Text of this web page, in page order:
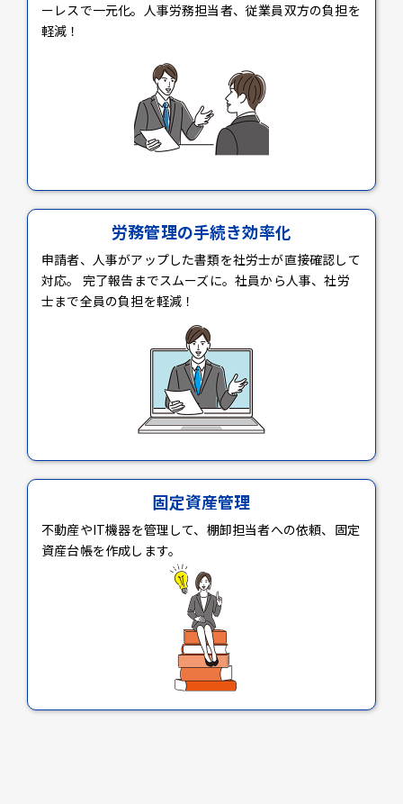
ーレスで一元化。人事労務担当者、従業員双方の負担を
軽減！
労務管理の手続き効率化
申請者、人事がアップした書類を社労士が直接確認して
対応。 完了報告までスムーズに。社員から人事、社労
士まで全員の負担を軽減！
固定資産管理
不動産やIT機器を管理して、棚卸担当者への依頼、固定
資産台帳を作成します。